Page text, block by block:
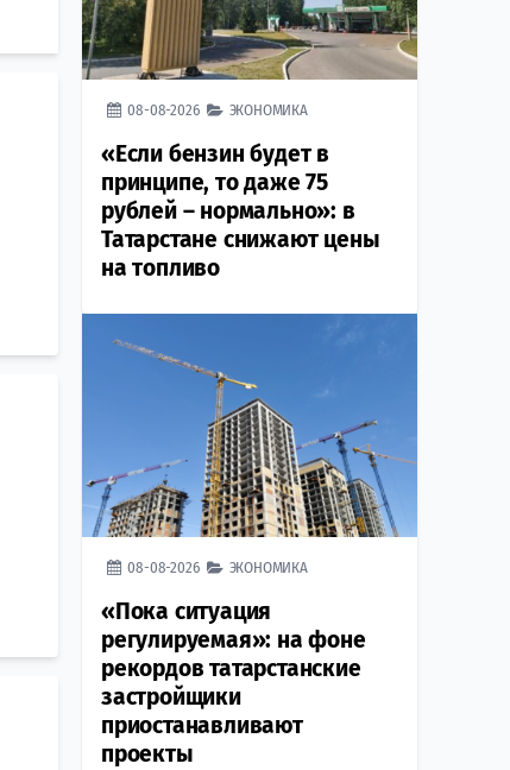
08-08-2026 ЭКОНОМИКА
«Если бензин будет в
принципе, то даже 75
рублей – нормально»: в
Татарстане снижают цены
на топливо
08-08-2026 ЭКОНОМИКА
«Пока ситуация
регулируемая»: на фоне
рекордов татарстанские
застройщики
приостанавливают
проекты